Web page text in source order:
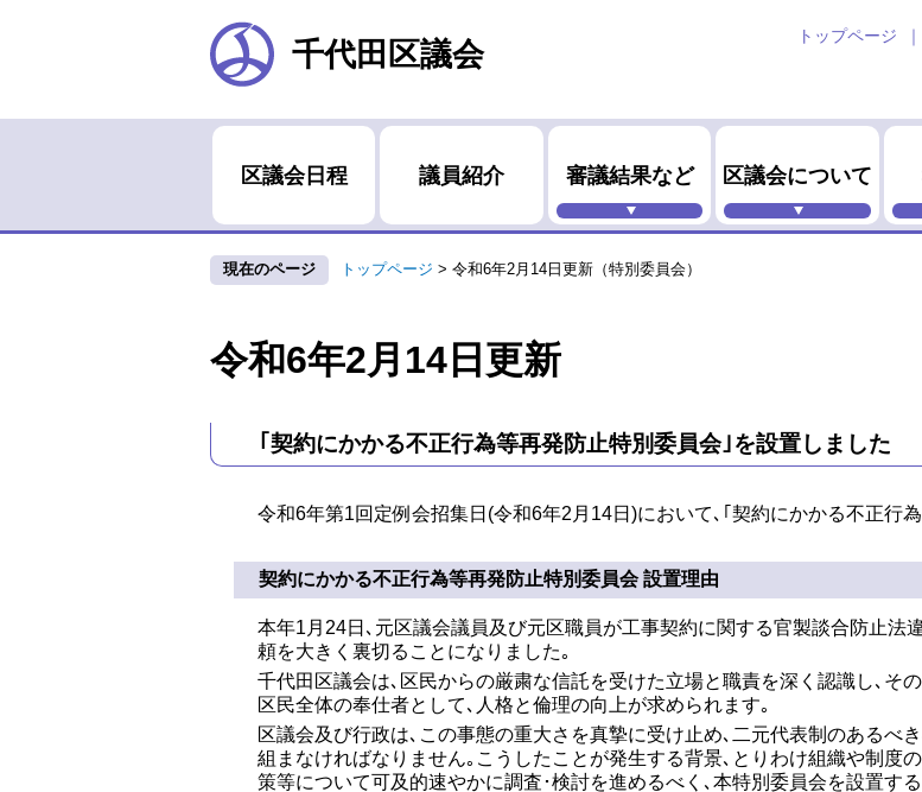
千代田区議会 トップページ
区議会日程 議員紹介 審議結果など 区議会について
現在のページ トップページ > 令和6年2月14日更新（特別委員会）
令和6年2月14日更新
｢契約にかかる不正行為等再発防止特別委員会｣を設置しました
令和6年第1回定例会招集日(令和6年2月14日)において､｢契約にかかる不正行
契約にかかる不正行為等再発防止特別委員会 設置理由
本年1月24日､元区議会議員及び元区職員が工事契約に関する官製談合防止法
頼を大きく裏切ることになりました｡
千代田区議会は､区民からの厳粛な信託を受けた立場と職責を深く認識し､そ
区民全体の奉仕者として､人格と倫理の向上が求められます｡
区議会及び行政は､この事態の重大さを真摯に受け止め､二元代表制のあるべ
組まなければなりません｡こうしたことが発生する背景､とりわけ組織や制度
策等について可及的速やかに調査･検討を進めるべく､本特別委員会を設置す